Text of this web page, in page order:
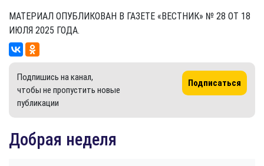
МАТЕРИАЛ ОПУБЛИКОВАН В ГАЗЕТЕ «ВЕСТНИК» № 28 ОТ 18
ИЮЛЯ 2025 ГОДА.
Подпишись на канал,
чтобы не пропустить новые
публикации
Подписаться
​Добрая неделя